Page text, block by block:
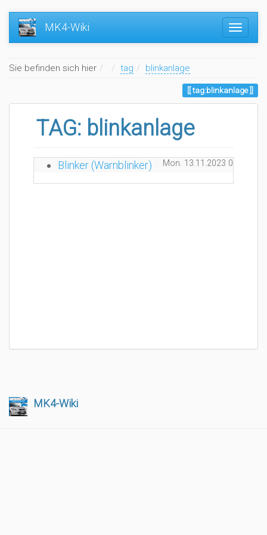
MK4-Wiki
Sie befinden sich hier Home
tag blinkanlage
tag:blinkanlage
TAG: blinkanlage
Blinker (Warnblinker) Mon. 13.11.2023 08:20
MK4-Wiki